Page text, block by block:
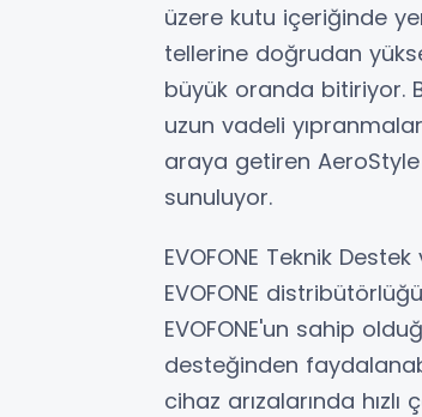
üzere kutu içeriğinde
tellerine doğrudan
büyük oranda bitiriyor.
uzun vadeli
araya getiren
sunuluyor.
EVOFONE Teknik
EVOFONE
EVOFONE'un sahip
desteğinden
cihaz arızalarında